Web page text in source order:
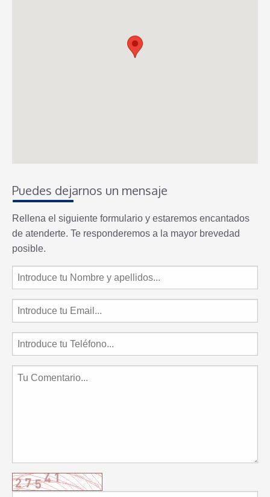
Puedes dejarnos un mensaje
Rellena el siguiente formulario y estaremos encantados
de atenderte. Te responderemos a la mayor brevedad
posible.